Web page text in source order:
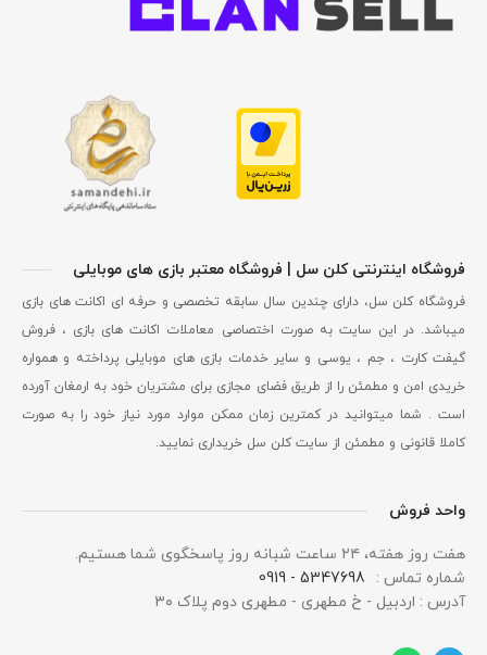
فروشگاه اینترنتی کلن سل | فروشگاه معتبر بازی های موبایلی
فروشگاه کلن سل، دارای چندین سال سابقه تخصصی و حرفه ای اکانت های بازی
میباشد. در این سایت به صورت اختصاصی معاملات اکانت های بازی ، فروش
گیفت کارت ، جم ، یوسی و سایر خدمات بازی های موبایلی پرداخته و همواره
خریدی امن و مطمئن را از طریق فضای مجازی برای مشتریان خود به ارمغان آورده
است . شما میتوانید در کمترین زمان ممکن موارد مورد نیاز خود را به صورت
کاملا قانونی و مطمئن از سایت کلن سل خریداری نمایید.
واحد فروش
هفت روز هفته، ۲۴ ساعت شبانه‌ روز پاسخگوی شما هستیم.
شماره تماس :
5347698 - 0919
آدرس : اردبیل - خ مطهری - مطهری دوم پلاک ۳۰